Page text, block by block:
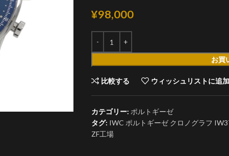
¥98,000
お買
比較する ウィッシュリストに追
カテゴリー: ポルトギーゼ
タグ: IWC ポルトギーゼ クロノグラフ
ZF工場